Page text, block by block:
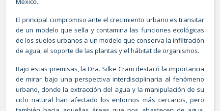
El principal compromiso ante el crecimiento urbano es transitar
de un modelo que sella y contamina las funciones ecológicas
de los suelos urbanos a un modelo que conserva la infiltración
de agua, el soporte de las plantas y el hábitat de organismos.
Bajo estas premisas, la Dra. Silke Cram destacó la importancia
de mirar bajo una perspectiva interdisciplinaria al fenómeno
urbano, donde la extracción del agua y la manipulación de su
ciclo natural han afectado los entornos más cercanos, pero